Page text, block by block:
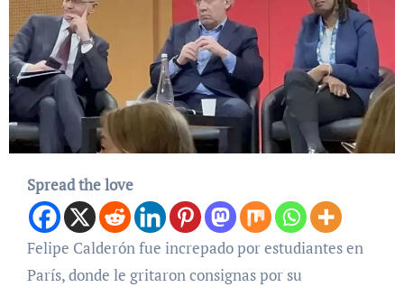
Spread the love
Felipe Calderón fue increpado por estudiantes en
París, donde le gritaron consignas por su